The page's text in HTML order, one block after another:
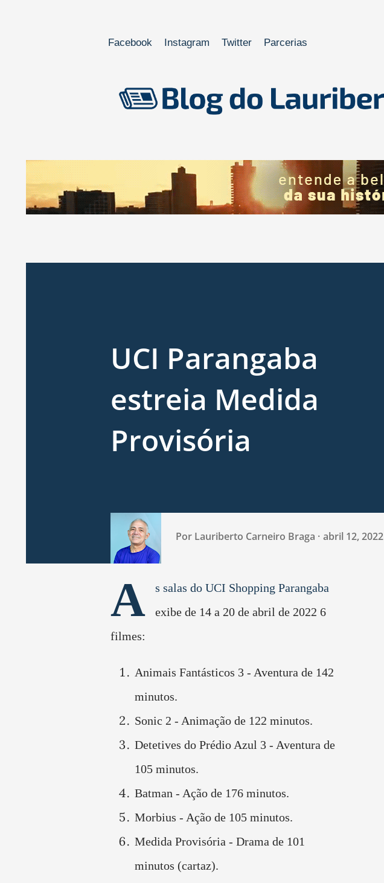
Facebook Instagram Twitter Parcerias
UCI Parangaba
estreia Medida
Provisória
Por Lauriberto Carneiro Braga abril 12, 2022
A
s salas do UCI Shopping Parangaba
exibe de 14 a 20 de abril de 2022 6
filmes:
Animais Fantásticos 3 - Aventura de 142
minutos.
Sonic 2 - Animação de 122 minutos.
Detetives do Prédio Azul 3 - Aventura de
105 minutos.
Batman - Ação de 176 minutos.
Morbius - Ação de 105 minutos.
Medida Provisória - Drama de 101
minutos (cartaz).